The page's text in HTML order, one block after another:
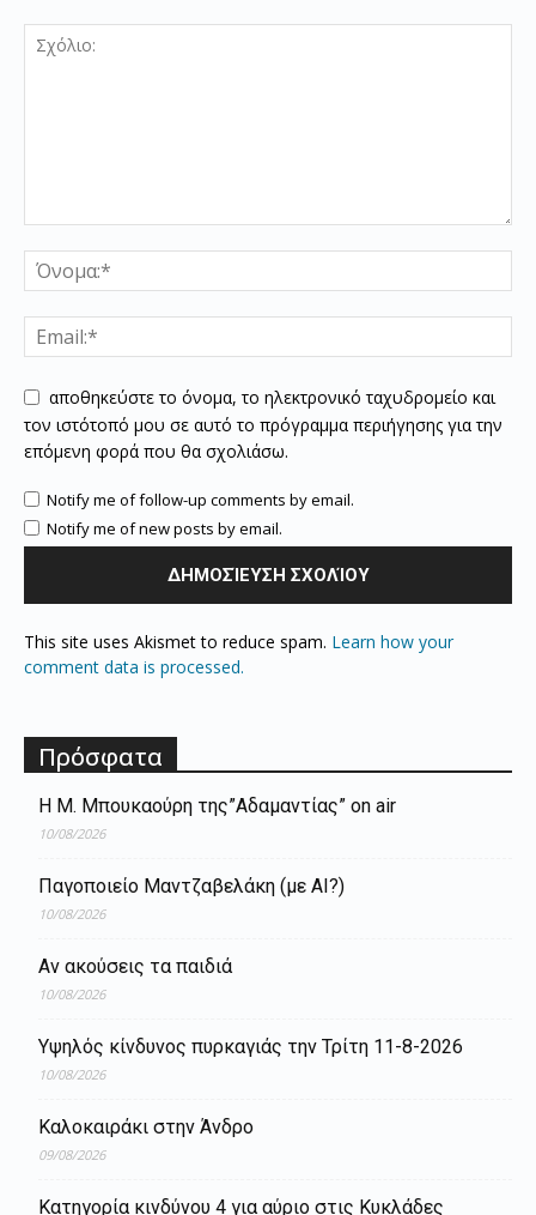
αποθηκεύστε το όνομα, το ηλεκτρονικό ταχυδρομείο και
τον ιστότοπό μου σε αυτό το πρόγραμμα περιήγησης για την
επόμενη φορά που θα σχολιάσω.
Notify me of follow-up comments by email.
Notify me of new posts by email.
This site uses Akismet to reduce spam. Learn how your
comment data is processed.
Πρόσφατα
Η Μ. Μπουκαούρη της”Αδαμαντίας” on air
10/08/2026
Παγοποιείο Μαντζαβελάκη (με AI?)
10/08/2026
Αν ακούσεις τα παιδιά
10/08/2026
Yψηλός κίνδυνος πυρκαγιάς την Τρίτη 11-8-2026
10/08/2026
Καλοκαιράκι στην Άνδρο
09/08/2026
Κατηγορία κινδύνου 4 για αύριο στις Κυκλάδες